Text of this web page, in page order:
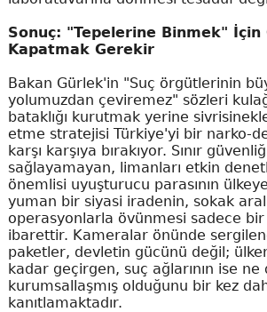
Sonuç: "Tepelerine Binmek" İçin
Kapatmak Gerekir
Bakan Gürlek'in "Suç örgütlerinin
yolumuzdan çeviremez" sözleri
bataklığı kurutmak yerine
etme stratejisi Türkiye'yi bir narko-
karşı karşıya bırakıyor. Sınır
sağlayamayan, limanları etkin
önemlisi uyuşturucu parasının
yuman bir siyasi iradenin, sokak
operasyonlarla övünmesi sadece
ibarettir. Kameralar önünde
paketler, devletin gücünü değil;
kadar geçirgen, suç ağlarının ise ne
kurumsallaşmış olduğunu bir kez
kanıtlamaktadır.